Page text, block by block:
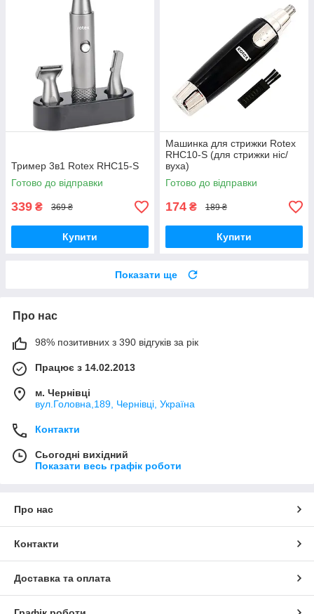
Тример 3в1 Rotex RHC15-S
Готово до відправки
339 ₴ 369 ₴
Купити
Машинка для стрижки Rotex
RHC10-S (для стрижки ніс/
вуха)
Готово до відправки
174 ₴ 189 ₴
Купити
Показати ще
Про нас
98% позитивних з 390 відгуків за рік
Працює з 14.02.2013
м. Чернівці
вул.Головна,189, Чернівці, Україна
Контакти
Сьогодні вихідний
Показати весь графік роботи
Про нас
Контакти
Доставка та оплата